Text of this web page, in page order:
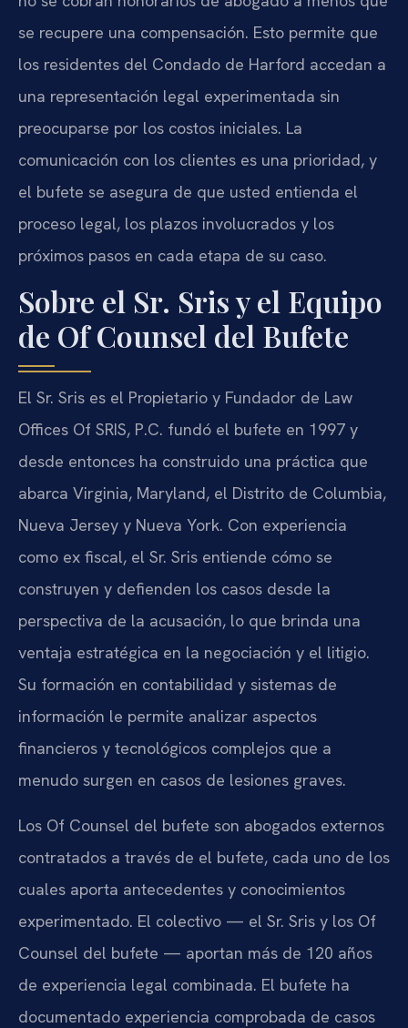
se recupere una compensación. Esto permite que
los residentes del Condado de Harford accedan a
una representación legal experimentada sin
preocuparse por los costos iniciales. La
comunicación con los clientes es una prioridad, y
el bufete se asegura de que usted entienda el
proceso legal, los plazos involucrados y los
próximos pasos en cada etapa de su caso.
Sobre el Sr. Sris y el Equipo
de Of Counsel del Bufete
El Sr. Sris es el Propietario y Fundador de Law
Offices Of SRIS, P.C. fundó el bufete en 1997 y
desde entonces ha construido una práctica que
abarca Virginia, Maryland, el Distrito de Columbia,
Nueva Jersey y Nueva York. Con experiencia
como ex fiscal, el Sr. Sris entiende cómo se
construyen y defienden los casos desde la
perspectiva de la acusación, lo que brinda una
ventaja estratégica en la negociación y el litigio.
Su formación en contabilidad y sistemas de
información le permite analizar aspectos
financieros y tecnológicos complejos que a
menudo surgen en casos de lesiones graves.
Los Of Counsel del bufete son abogados externos
contratados a través de el bufete, cada uno de los
cuales aporta antecedentes y conocimientos
experimentado. El colectivo — el Sr. Sris y los Of
Counsel del bufete — aportan más de 120 años
de experiencia legal combinada. El bufete ha
documentado experiencia comprobada de casos